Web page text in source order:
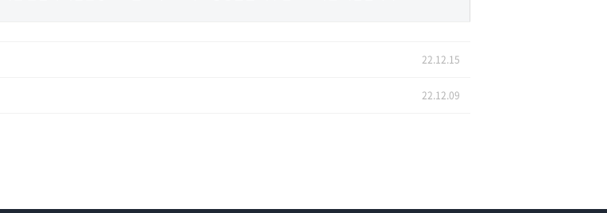
22.12.15
22.12.09